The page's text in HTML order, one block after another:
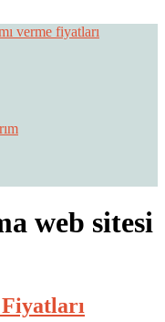
Sitesi
web sitesi